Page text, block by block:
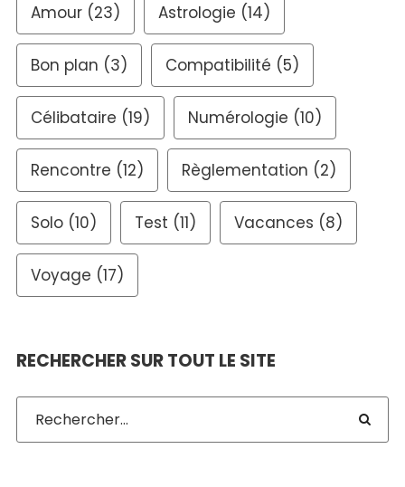
Amour (23) Astrologie (14)
Bon plan (3) Compatibilité (5)
Célibataire (19) Numérologie (10)
Rencontre (12) Règlementation (2)
Solo (10) Test (11) Vacances (8)
Voyage (17)
RECHERCHER SUR TOUT LE SITE